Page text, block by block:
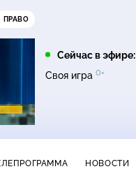
ПРАВО
Сейчас в эфире:
Своя игра 0+
09:00
Дачный ответ
НОВОСТИ